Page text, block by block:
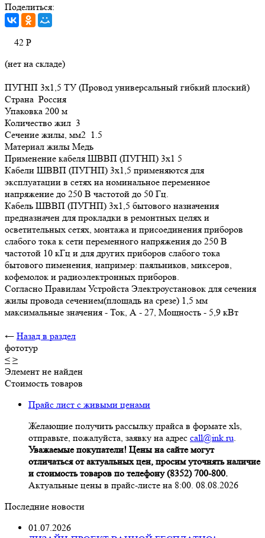
Поделиться:
42 Р
(нет на складе)
ПУГНП 3х1,5 ТУ (Провод универсальный гибкий плоский)
Страна Россия
Упаковка 200 м
Количество жил 3
Сечение жилы, мм2 1.5
Материал жилы Медь
Применение кабеля ШВВП (ПУГНП) 3х1 5
Кабели ШВВП (ПУГНП) 3х1,5 применяются для
эксплуатации в сетях на номинальное переменное
напряжение до 250 В частотой до 50 Гц.
Кабель ШВВП (ПУГНП) 3х1,5 бытового назначения
предназначен для прокладки в ремонтных целях и
осветительных сетях, монтажа и присоединения приборов
слабого тока к сети переменного напряжения до 250 В
частотой 10 кГц и для других приборов слабого тока
бытового пименения, например: паяльников, миксеров,
кофемолок и радиоэлектронных приборов.
Согласно Правилам Устройста Электроустановок для сечения
жилы провода сечением(площадь на срезе) 1,5 мм
максимальные значения - Ток, А - 27, Мощность - 5,9 кВт
← Назад в раздел
фототур
< >
Элемент не найден
Стоимость товаров
Прайс лист с живыми ценами
Желающие получить рассылку прайса в формате xls,
отправьте, пожалуйста, заявку на адрес call@ink.ru.
Уважаемые покупатели! Цены на сайте могут
отличаться от актуальных цен, просим уточнять наличие
и стоимость товаров по телефону (8352) 700-800.
Актуальные цены в прайс-листе на 8:00. 08.08.2026
Последние новости
01.07.2026